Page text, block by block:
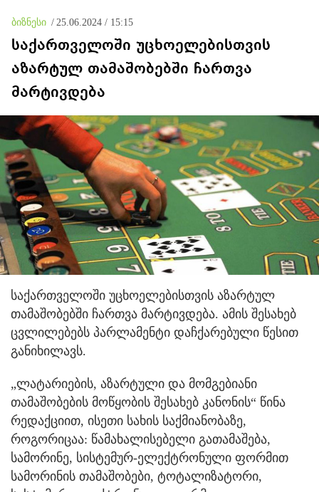
ბიზნესი / 25.06.2024 / 15:15
საქართველოში უცხოელებისთვის
აზარტულ თამაშობებში ჩართვა
მარტივდება
საქართველოში უცხოელებისთვის აზარტულ
თამაშობებში ჩართვა მარტივდება. ამის შესახებ
ცვლილებებს პარლამენტი დაჩქარებული წესით
განიხილავს.
„ლატარიების, აზარტული და მომგებიანი
თამაშობების მოწყობის შესახებ კანონის“ წინა
რედაქციით, ისეთი სახის საქმიანობაზე,
როგორიცაა: წამახალისებელი გათამაშება,
სამორინე, სისტემურ-ელექტრონული ფორმით
სამორინის თამაშობები, ტოტალიზატორი,